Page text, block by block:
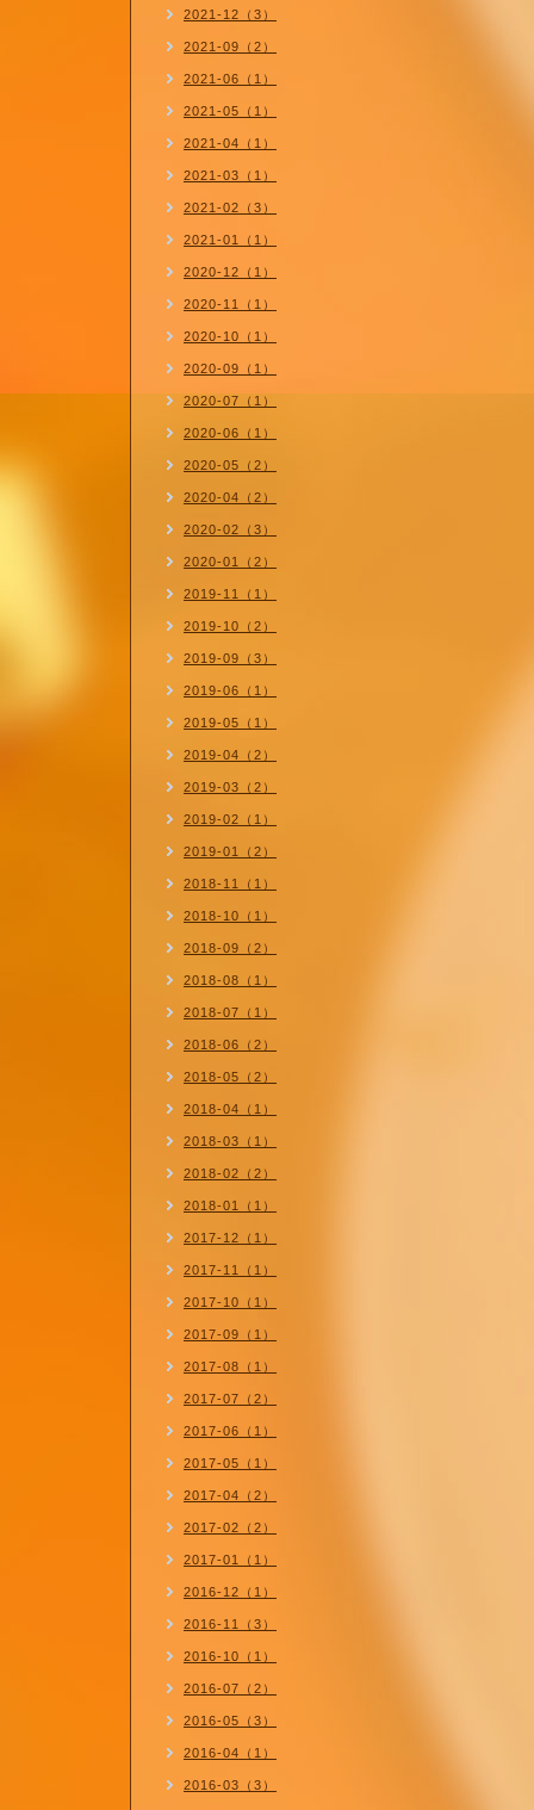
2021-12（3）
2021-09（2）
2021-06（1）
2021-05（1）
2021-04（1）
2021-03（1）
2021-02（3）
2021-01（1）
2020-12（1）
2020-11（1）
2020-10（1）
2020-09（1）
2020-07（1）
2020-06（1）
2020-05（2）
2020-04（2）
2020-02（3）
2020-01（2）
2019-11（1）
2019-10（2）
2019-09（3）
2019-06（1）
2019-05（1）
2019-04（2）
2019-03（2）
2019-02（1）
2019-01（2）
2018-11（1）
2018-10（1）
2018-09（2）
2018-08（1）
2018-07（1）
2018-06（2）
2018-05（2）
2018-04（1）
2018-03（1）
2018-02（2）
2018-01（1）
2017-12（1）
2017-11（1）
2017-10（1）
2017-09（1）
2017-08（1）
2017-07（2）
2017-06（1）
2017-05（1）
2017-04（2）
2017-02（2）
2017-01（1）
2016-12（1）
2016-11（3）
2016-10（1）
2016-07（2）
2016-05（3）
2016-04（1）
2016-03（3）